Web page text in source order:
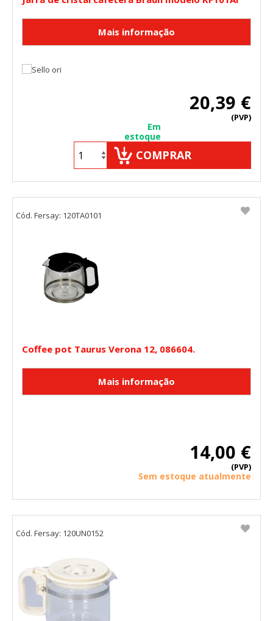
20,39 €
(PVP)
Em
estoque
COMPRAR
Coffee pot Taurus Verona 12, 086604.
14,00 €
(PVP)
Sem estoque atualmente
Cód. Fersay: 120TA0101
Cód. Fersay: 120UN0152
CONFIGURACIÓN DE COOKIES